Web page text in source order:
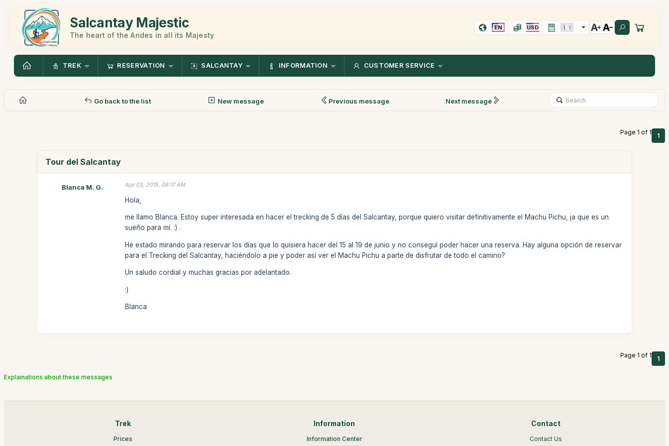
Salcantay Majestic
The heart of the Andes in all its Majesty
EN USD
TREK RESERVATION SALCANTAY INFORMATION CUSTOMER SERVICE
Go back to the list New message Previous message Next message
Page 1 of 1 1
Tour del Salcantay
Blanca M. G. Apr 03, 2015, 08:17 AM
Hola,
me llamo Blanca. Estoy super interesada en hacer el trecking de 5 días del Salcantay, porque quiero visitar definitivamente el Machu Pichu, ja que es un
sueño para mí. :) .
He estado mirando para reservar los días que lo quisiera hacer del 15 al 19 de junio y no conseguí poder hacer una reserva. Hay alguna opción de reservar
para el Trecking del Salcantay, haciéndolo a pie y poder así ver el Machu Pichu a parte de disfrutar de todo el camino?
Un saludo cordial y muchas gracias por adelantado.
:)
Blanca
Page 1 of 1 1
Explainations about these messages
Trek
Prices
Information
Information Center
Contact
Contact Us